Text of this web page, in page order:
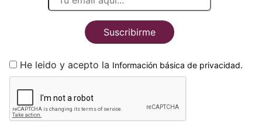
Suscribirme
He leido y acepto la Información básica de privacidad.